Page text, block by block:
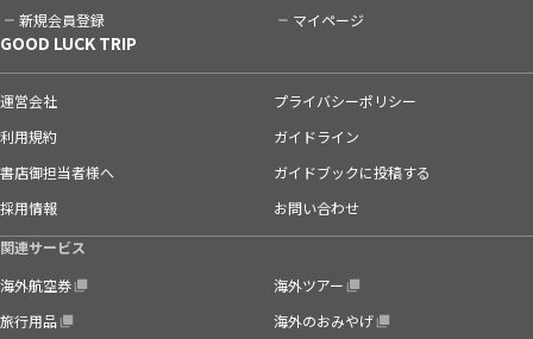
新規会員登録 マイページ
GOOD LUCK TRIP
運営会社
プライバシーポリシー
利用規約
ガイドライン
書店御担当者様へ
ガイドブックに投稿する
採用情報
お問い合わせ
関連サービス
海外航空券
海外ツアー
旅行用品
海外のおみやげ